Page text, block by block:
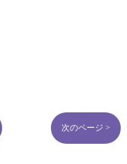
次のページ >